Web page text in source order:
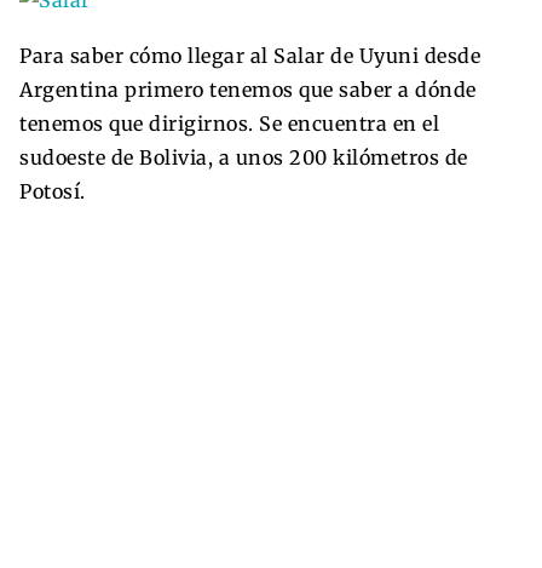
Para saber cómo llegar al Salar de Uyuni desde
Argentina primero tenemos que saber a dónde
tenemos que dirigirnos. Se encuentra en el
sudoeste de Bolivia, a unos 200 kilómetros de
Potosí.